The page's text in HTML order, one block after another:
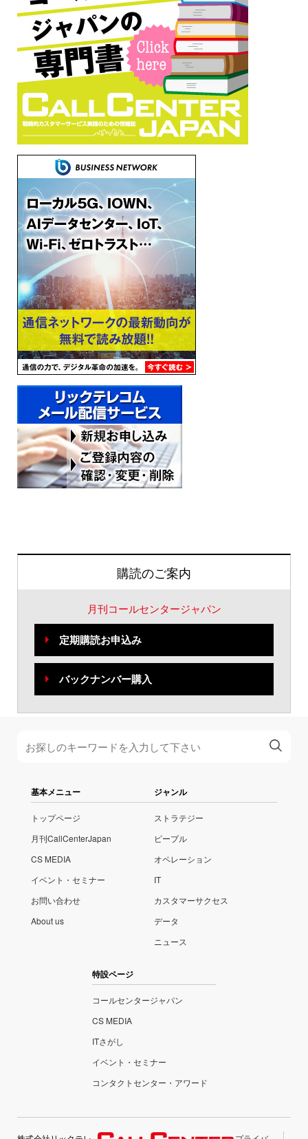
購読のご案内
月刊コールセンタージャパン
定期購読お申込み
バックナンバー購入
基本メニュー
トップページ
月刊CallCenterJapan
CS MEDIA
イベント・セミナー
お問い合わせ
About us
ジャンル
ストラテジー
ピープル
オペレーション
IT
カスタマーサクセス
データ
ニュース
特設ページ
コールセンタージャパン
CS MEDIA
ITさがし
イベント・セミナー
コンタクトセンター・アワード